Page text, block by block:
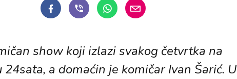
show koji izlazi svakog četvrtka na
24sata, a domaćin je komičar Ivan Šarić. U